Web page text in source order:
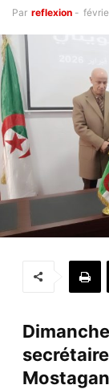
Par reflexion -